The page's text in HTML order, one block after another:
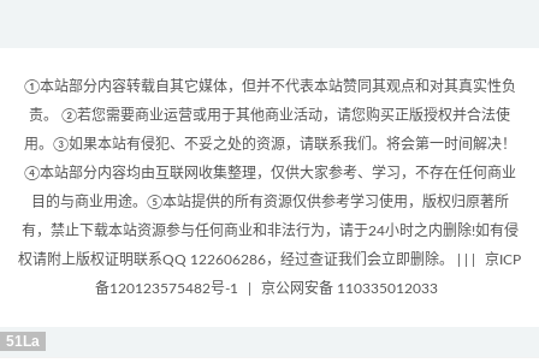
①本站部分内容转载自其它媒体，但并不代表本站赞同其观点和对其真实性负
责。 ②若您需要商业运营或用于其他商业活动，请您购买正版授权并合法使
用。③如果本站有侵犯、不妥之处的资源，请联系我们。将会第一时间解决！
④本站部分内容均由互联网收集整理，仅供大家参考、学习，不存在任何商业
目的与商业用途。⑤本站提供的所有资源仅供参考学习使用，版权归原著所
有，禁止下载本站资源参与任何商业和非法行为，请于24小时之内删除!如有侵
权请附上版权证明联系QQ 122606286，经过查证我们会立即删除。 | |
京ICP
备120123575482号-1
京公网安备 110335012033
51La